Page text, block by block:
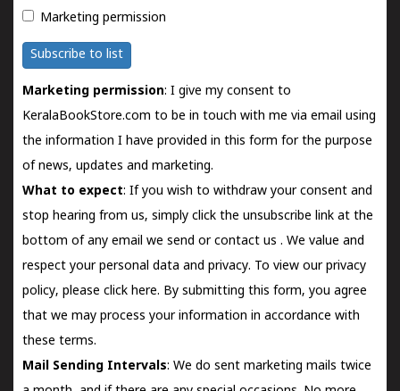
Marketing permission
Subscribe to list
Marketing permission: I give my consent to
KeralaBookStore.com to be in touch with me via email using
the information I have provided in this form for the purpose
of news, updates and marketing.
What to expect: If you wish to withdraw your consent and
stop hearing from us, simply click the unsubscribe link at the
bottom of any email we send orcontact us . We value and
respect your personal data and privacy. To view our privacy
policy, please click here. By submitting this form, you agree
that we may process your information in accordance with
these terms.
Mail Sending Intervals: We do sent marketing mails twice